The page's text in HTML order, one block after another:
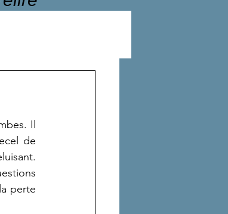
Il
de
perte